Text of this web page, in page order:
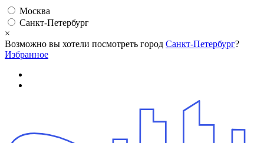
Москва
Санкт-Петербург
×
Возможно вы хотели посмотреть город Санкт-Петербург?
Избранное